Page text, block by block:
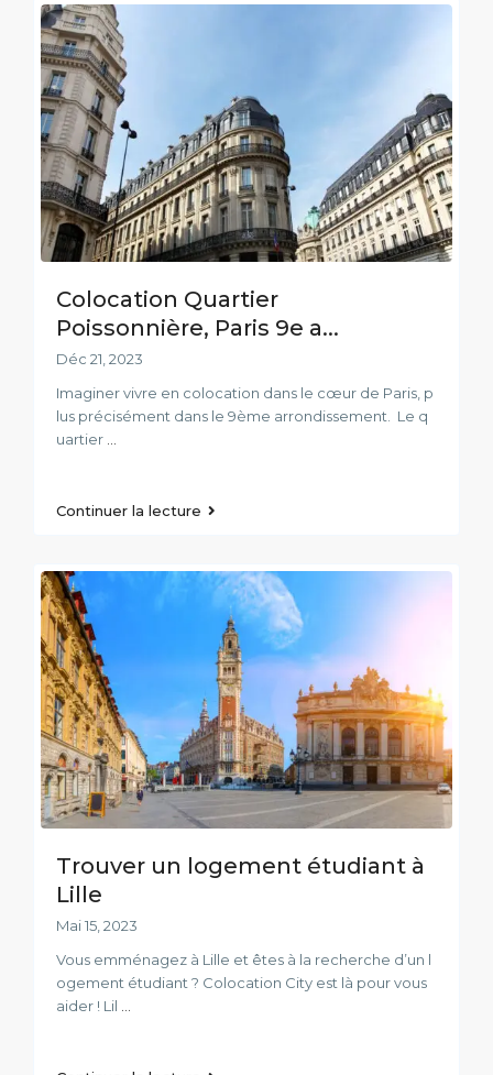
Colocation Quartier
Poissonnière, Paris 9e a...
Déc 21, 2023
Imaginer vivre en colocation dans le cœur de Paris, p
lus précisément dans le 9ème arrondissement. Le q
uartier
Continuer la lecture
Trouver un logement étudiant à
Lille
Mai 15, 2023
Vous emménagez à Lille et êtes à la recherche d’un l
ogement étudiant ? Colocation City est là pour vous
aider ! Lil